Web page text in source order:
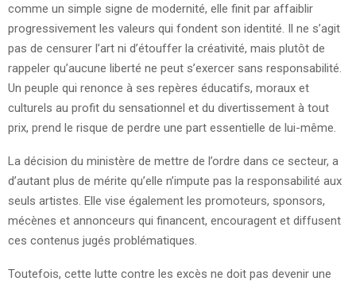
comme un simple signe de modernité, elle finit par affaiblir
progressivement les valeurs qui fondent son identité. Il ne s’agit
pas de censurer l’art ni d’étouffer la créativité, mais plutôt de
rappeler qu’aucune liberté ne peut s’exercer sans responsabilité.
Un peuple qui renonce à ses repères éducatifs, moraux et
culturels au profit du sensationnel et du divertissement à tout
prix, prend le risque de perdre une part essentielle de lui-même.
La décision du ministère de mettre de l’ordre dans ce secteur, a
d’autant plus de mérite qu’elle n’impute pas la responsabilité aux
seuls artistes. Elle vise également les promoteurs, sponsors,
mécènes et annonceurs qui financent, encouragent et diffusent
ces contenus jugés problématiques.
Toutefois, cette lutte contre les excès ne doit pas devenir une